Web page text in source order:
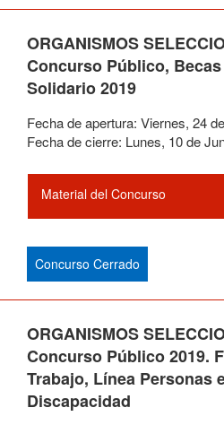
ORGANISMOS
Concurso Público,
Solidario 2019
Fecha de apertura: Viernes, 24de
Fecha de cierre: Lunes, 10de
Material del Concurso
Concurso Cerrado
ORGANISMOS
Concurso Público 2019.
Trabajo, Línea Personas
Discapacidad